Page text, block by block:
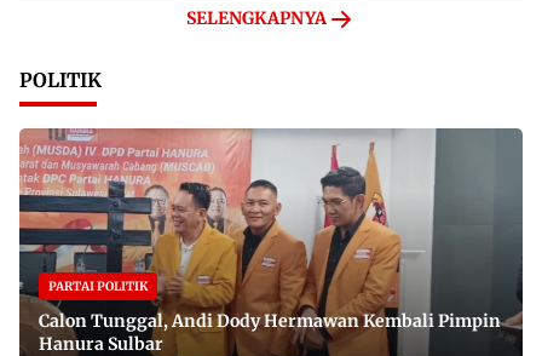
SELENGKAPNYA
POLITIK
PARTAI POLITIK
Calon Tunggal, Andi Dody Hermawan Kembali Pimpin
Hanura Sulbar